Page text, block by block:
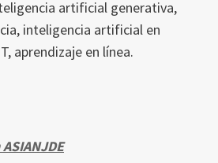
artificial generativa,
inteligencia artificial en
aprendizaje en línea.